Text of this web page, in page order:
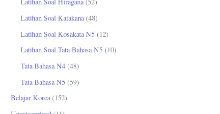
Latihan Soal Hiragana(52)
Latihan Soal Katakana(48)
Latihan Soal Kosakata N5 (12)
Latihan Soal Tata Bahasa N5 (10)
Tata Bahasa N4 (48)
Tata Bahasa N5 (59)
Belajar Korea(152)